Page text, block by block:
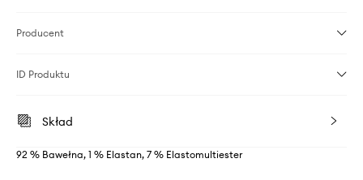
Producent
ID Produktu
Skład
92 % Bawełna, 1 % Elastan, 7 % Elastomultiester